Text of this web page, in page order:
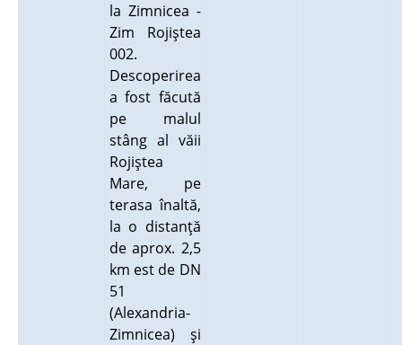
la Zimnicea -
Zim Rojiştea
002.
Descoperirea
a fost făcută
pe malul
stâng al văii
Rojiştea
Mare, pe
terasa înaltă,
la o distanţă
de aprox. 2,5
km est de DN
51
(Alexandria-
Zimnicea) şi